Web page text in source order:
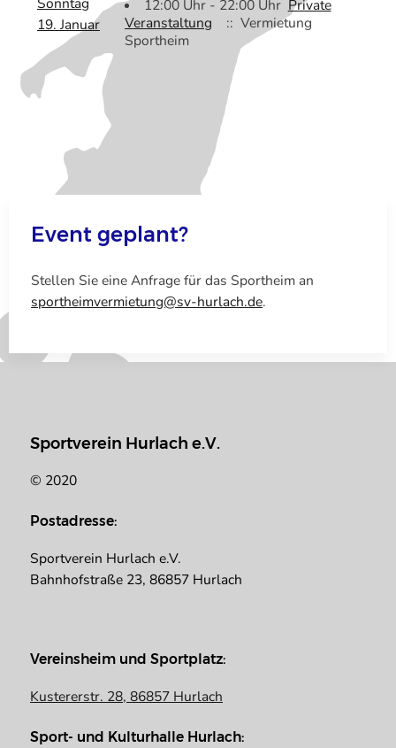
19. Januar
12:00 Uhr - 22:00 Uhr Private
Veranstaltung
:: Vermietung
Sportheim
Event geplant?
Stellen Sie eine Anfrage für das Sportheim an
sportheimvermietung@sv-hurlach.de.
Sportverein Hurlach e.V.
© 2020
Postadresse:
Sportverein Hurlach e.V.
Bahnhofstraße 23, 86857 Hurlach
Vereinsheim und Sportplatz:
Kustererstr. 28, 86857 Hurlach
Sport- und Kulturhalle Hurlach: